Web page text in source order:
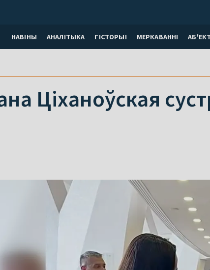
НАВІНЫ АНАЛІТЫКА ГІСТОРЫІ МЕРКАВАННI
Ціханоўская